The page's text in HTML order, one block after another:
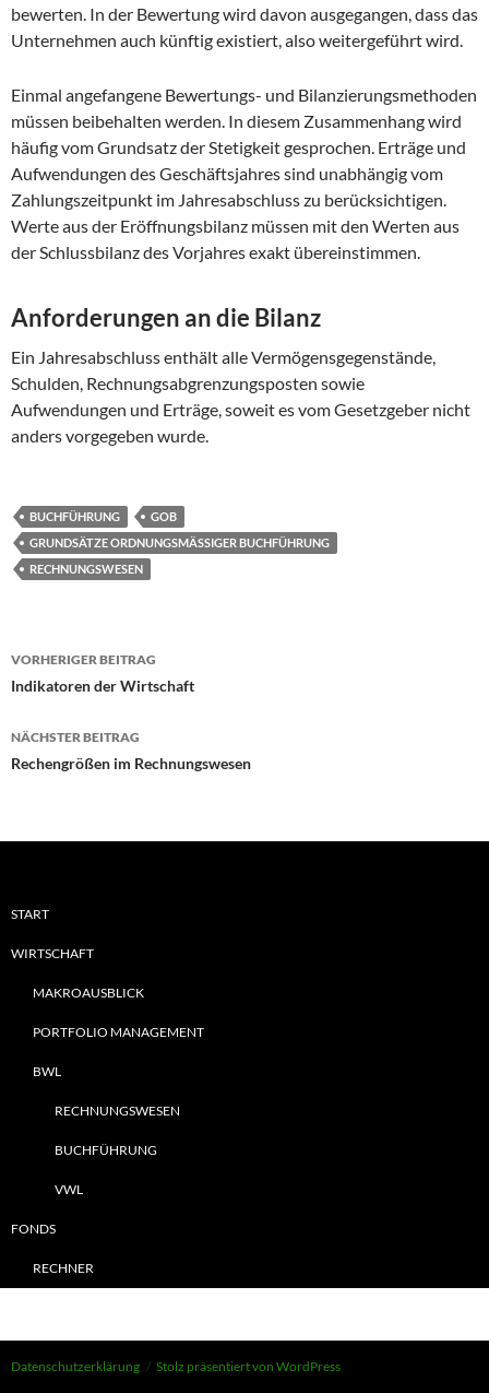
bewerten. In der Bewertung wird davon ausgegangen, dass das
Unternehmen auch künftig existiert, also weitergeführt wird.
Einmal angefangene Bewertungs- und Bilanzierungsmethoden
müssen beibehalten werden. In diesem Zusammenhang wird
häufig vom Grundsatz der Stetigkeit gesprochen. Erträge und
Aufwendungen des Geschäftsjahres sind unabhängig vom
Zahlungszeitpunkt im Jahresabschluss zu berücksichtigen.
Werte aus der Eröffnungsbilanz müssen mit den Werten aus
der Schlussbilanz des Vorjahres exakt übereinstimmen.
Anforderungen an die Bilanz
Ein Jahresabschluss enthält alle Vermögensgegenstände,
Schulden, Rechnungsabgrenzungsposten sowie
Aufwendungen und Erträge, soweit es vom Gesetzgeber nicht
anders vorgegeben wurde.
BUCHFÜHRUNG
GOB
GRUNDSÄTZE ORDNUNGSMÄSSIGER BUCHFÜHRUNG
RECHNUNGSWESEN
Beitragsnavigation
VORHERIGER BEITRAG
Indikatoren der Wirtschaft
NÄCHSTER BEITRAG
Rechengrößen im Rechnungswesen
START
WIRTSCHAFT
MAKROAUSBLICK
PORTFOLIO MANAGEMENT
BWL
RECHNUNGSWESEN
BUCHFÜHRUNG
VWL
FONDS
RECHNER
Datenschutzerklärung Stolz präsentiert von WordPress